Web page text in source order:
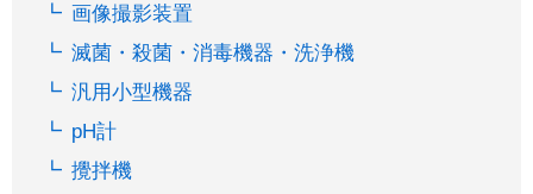
画像撮影装置
滅菌・殺菌・消毒機器・洗浄機
汎用小型機器
pH計
攪拌機